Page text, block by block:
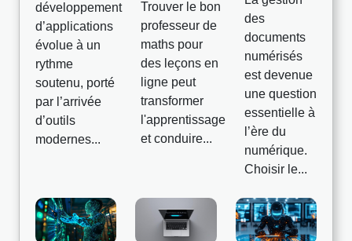
développement
d’applications
évolue à un
rythme
soutenu, porté
par l’arrivée
d’outils
modernes...
Trouver le bon
professeur de
maths pour
des leçons en
ligne peut
transformer
l'apprentissage
et conduire...
des
documents
numérisés
est devenue
une question
essentielle à
l’ère du
numérique.
Choisir le...